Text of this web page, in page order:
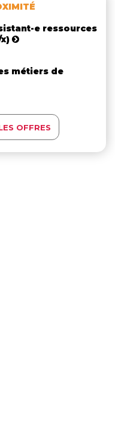
e ressources
métiers de
OFFRES